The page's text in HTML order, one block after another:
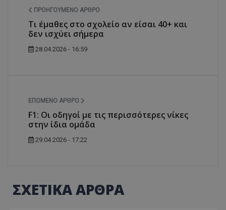
ΠΡΟΗΓΟΎΜΕΝΟ ΆΡΘΡΟ
Τι έμαθες στο σχολείο αν είσαι 40+ και
δεν ισχύει σήμερα
28.04.2026 - 16:59
ΕΠΌΜΕΝΟ ΆΡΘΡΟ
F1: Οι οδηγοί με τις περισσότερες νίκες
στην ίδια ομάδα
29.04.2026 - 17:22
ΣΧΕΤΙΚΑ ΑΡΘΡΑ